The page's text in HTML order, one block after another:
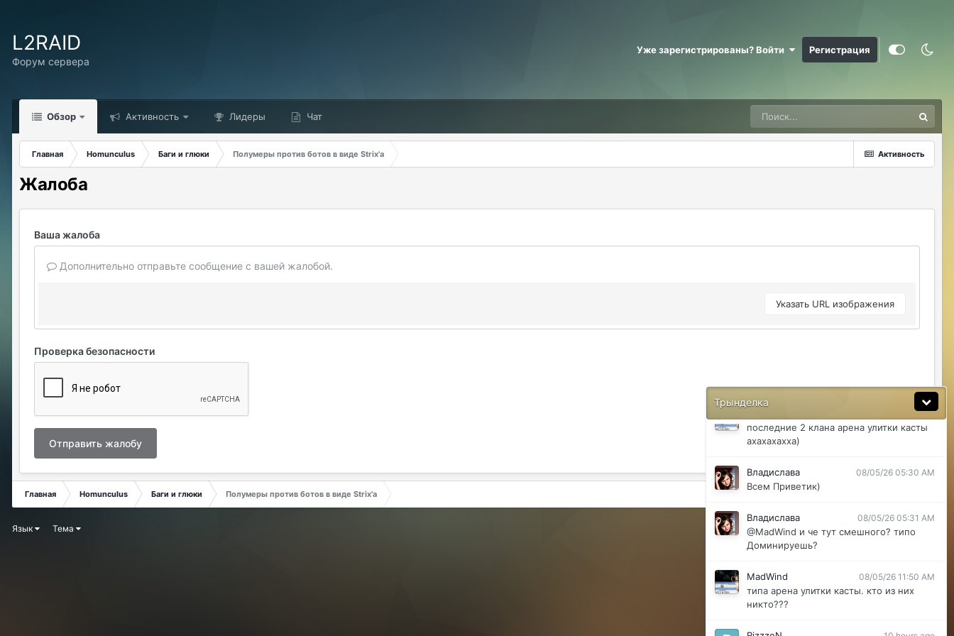
L2RAID
Форум сервера
Уже зарегистрированы? Войти Регистрация
Обзор Активность Лидеры Чат
Активность
Главная Homunculus Баги и глюки Полумеры против ботов в виде Strix'a
Жалоба
Ваша жалоба
Дополнительно отправьте сообщение с вашей жалобой.
Указать URL изображения
Проверка безопасности
Отправить жалобу
Главная Homunculus Баги и глюки Полумеры против ботов в виде Strix'a
Трынделка
Майкл Скофилд 07/28/26 09:16 AM
@Sensuella ненадо заниматься этой
ДусяАгрегаТ 08/04/26 09:23 AM
Последние два клана с сервера вышли
это печально (
08/04/26 10:24 AM
ДусяАгрегаТ 08/04/26 10:53 AM
Justina 08/04/26 11:33 AM
08/04/26 08:56 PM
последние 2 клана арена улитки касты
ахахахахха)
Владислава 08/05/26 05:30 AM
Всем Приветик)
Владислава 08/05/26 05:31 AM
@MadWind и че тут смешного? типо
Доминируешь?
MadWind 08/05/26 11:50 AM
типа арена улитки касты. кто из них
никто???
Язык Тема Powered by Invision Community